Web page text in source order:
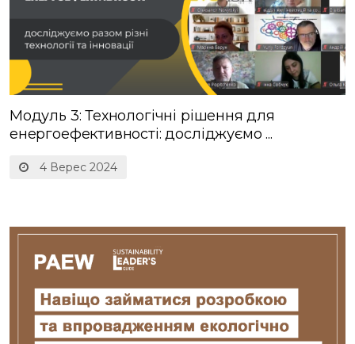
4 Верес 2024
Модуль 3: Технологічні рішення для
енергоефективності: досліджуємо ...